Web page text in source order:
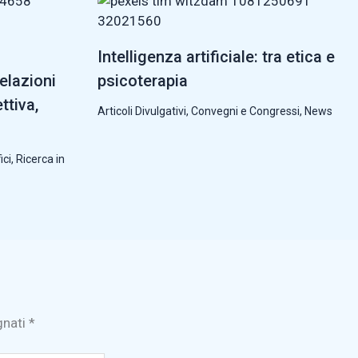
, Ricerca in
Intelligenza artificiale: tra etica e
psicoterapia
Articoli Divulgativi,Convegni e Congressi,News
*